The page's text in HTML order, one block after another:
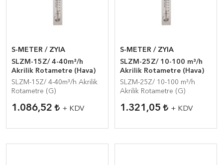
S-METER / ZYIA
SLZM-15Z/ 4-40m³/h
Akrilik Rotametre (Hava)
SLZM-15Z/ 4-40m³/h Akrilik
Rotametre (G)
1.086,52 + KDV
S-METER / ZYIA
SLZM-25Z/ 10-100 m³/h
Akrilik Rotametre (Hava)
SLZM-25Z/ 10-100 m³/h
Akrilik Rotametre (G)
1.321,05 + KDV